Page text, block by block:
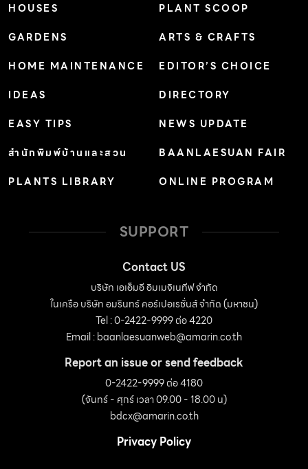
HOUSES
GARDENS
HOME MAINTENANCE
IDEAS
EASY TIPS
สำนักพิมพ์บ้านและสวน
PLANTS LIBRARY
PLANT SCOOP
ARTS & CRAFTS
EDITOR’S CHOICE
DIRECTORY
NEWS UPDATE
BAANLAESUAN FAIR
ONLINE PROGRAM
SUPPORT
Contact US
บริษัท เอเอ็มอี อิมเมจิเนทีฟ จำกัด
ในเครือ บริษัท อมรินทร์ คอร์เปอเรชั่นส์ จำกัด (มหาชน)
Tel : 0-2422-9999 ต่อ 4220
Email :baanlaesuanweb@amarin.co.th
Report an issue or send feedback
0-2422-9999 ต่อ 4180
(จันทร์ - ศุกร์ เวลา 09.00 - 18.00 น)
bdcx@amarin.co.th
Privacy Policy